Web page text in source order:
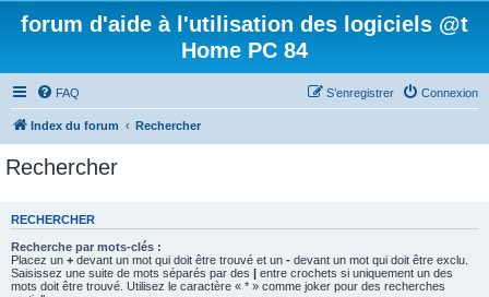
forum d'aide à l'utilisation des logiciels @t
Home PC 84
FAQ Connexion
S’enregistrer
Index du forum Rechercher
Rechercher
RECHERCHER
Recherche par mots-clés :
Placez un + devant un mot qui doit être trouvé et un - devant un mot qui doit être exclu.
Saisissez une suite de mots séparés par des | entre crochets si uniquement un des
mots doit être trouvé. Utilisez le caractère « * » comme joker pour des recherches